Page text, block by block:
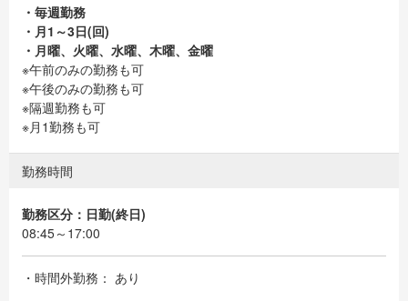
・毎週勤務
・月1～3日(回)
・月曜、火曜、水曜、木曜、金曜
※午前のみの勤務も可
※午後のみの勤務も可
※隔週勤務も可
※月1勤務も可
勤務時間
勤務区分：日勤(終日)
08:45～17:00
・時間外勤務： あり